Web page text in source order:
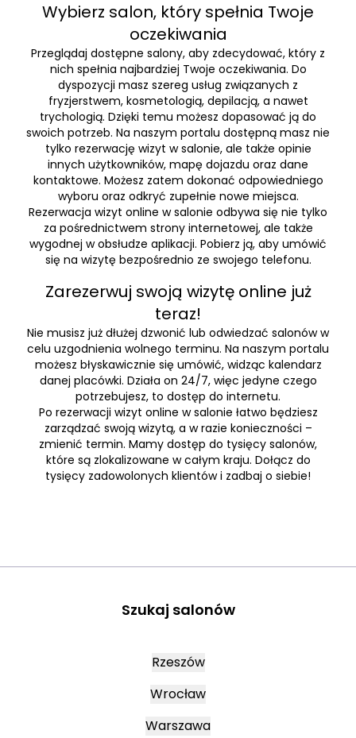
Wybierz salon, który spełnia Twoje
oczekiwania
Przeglądaj dostępne salony, aby zdecydować, który z
nich spełnia najbardziej Twoje oczekiwania. Do
dyspozycji masz szereg usług związanych z
fryzjerstwem, kosmetologią, depilacją, a nawet
trychologią. Dzięki temu możesz dopasować ją do
swoich potrzeb. Na naszym portalu dostępną masz nie
tylko rezerwację wizyt w salonie, ale także opinie
innych użytkowników, mapę dojazdu oraz dane
kontaktowe. Możesz zatem dokonać odpowiedniego
wyboru oraz odkryć zupełnie nowe miejsca.
Rezerwacja wizyt online w salonie odbywa się nie tylko
za pośrednictwem strony internetowej, ale także
wygodnej w obsłudze aplikacji. Pobierz ją, aby umówić
się na wizytę bezpośrednio ze swojego telefonu.
Zarezerwuj swoją wizytę online już
teraz!
Nie musisz już dłużej dzwonić lub odwiedzać salonów w
celu uzgodnienia wolnego terminu. Na naszym portalu
możesz błyskawicznie się umówić, widząc kalendarz
danej placówki. Działa on 24/7, więc jedyne czego
potrzebujesz, to dostęp do internetu.
Po rezerwacji wizyt online w salonie łatwo będziesz
zarządzać swoją wizytą, a w razie konieczności –
zmienić termin. Mamy dostęp do tysięcy salonów,
które są zlokalizowane w całym kraju. Dołącz do
tysięcy zadowolonych klientów i zadbaj o siebie!
Szukaj salonów
Rzeszów
Wrocław
Warszawa